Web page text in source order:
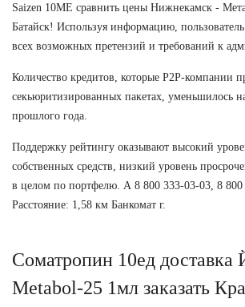
Saizen 10ME сравнить цены Нижнекамск -
Батайск! Используя информацию, пользователь
всех возможных претензий и требований к
Количество кредитов, которые Р2Р-компании
секьюритизированных пакетах, уменьшилось
прошлого года.
Поддержку рейтингу оказывают высокий
собственных средств, низкий уровень
в целом по портфелю. А 8 800 333-03-03, 8 800
Расстояние: 1,58 км Банкомат г.
Cоматропин 10ед
Metabol-25 1мл заказать